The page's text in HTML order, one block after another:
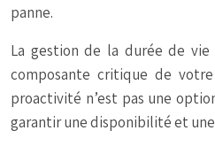
panne.
La gestion de la durée de
composante critique de
proactivité n’est pas une
garantir une disponibilité et